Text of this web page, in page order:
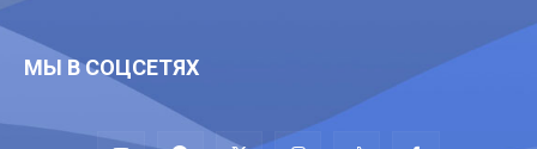
МЫ В СОЦСЕТЯХ